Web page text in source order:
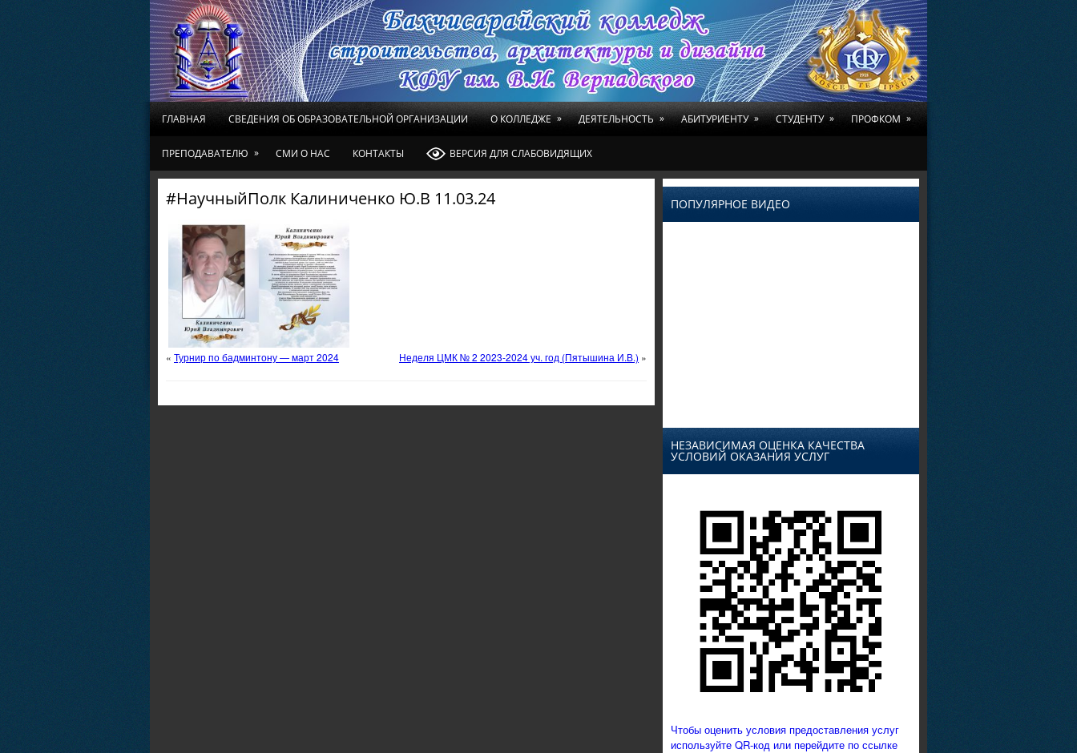
ГЛАВНАЯ СВЕДЕНИЯ ОБ ОБРАЗОВАТЕЛЬНОЙ ОРГАНИЗАЦИИ О КОЛЛЕДЖЕ » ДЕЯТЕЛЬНОСТЬ » АБИТУРИЕНТУ » СТУДЕНТУ » ПРОФКОМ »
ПРЕПОДАВАТЕЛЮ » СМИ О НАС КОНТАКТЫ ВЕРСИЯ ДЛЯ СЛАБОВИДЯЩИХ
#НаучныйПолк Калиниченко Ю.В 11.03.24
« Турнир по бадминтону — март 2024 Неделя ЦМК № 2 2023-2024 уч. год (Пятышина И.В.) »
ПОПУЛЯРНОЕ ВИДЕО
НЕЗАВИСИМАЯ ОЦЕНКА КАЧЕСТВА
УСЛОВИЙ ОКАЗАНИЯ УСЛУГ
Чтобы оценить условия предоставления услуг
используйте QR-код или перейдите по ссылке